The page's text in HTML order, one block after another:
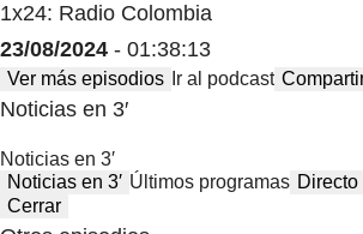
1x24: Radio Colombia
23/08/2024 - 01:38:13
Ver más episodios Ir al podcast
Noticias en 3′
Noticias en 3′
Noticias en 3′ Últimos programas Directo
Cerrar